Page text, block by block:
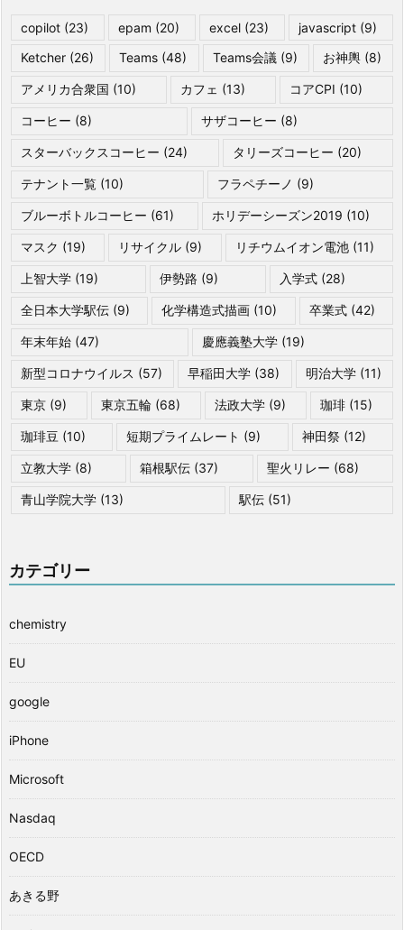
copilot (23) epam (20) excel (23) javascript (9)
Ketcher (26) Teams (48) Teams会議 (9) お神輿(8)
アメリカ合衆国 (10) カフェ (13) コアCPI (10)
コーヒー (8) サザコーヒー (8)
スターバックスコーヒー (24) タリーズコーヒー (20)
テナント一覧 (10) フラペチーノ (9)
ブルーボトルコーヒー (61) ホリデーシーズン2019 (10)
マスク (19) リサイクル (9) リチウムイオン電池(11)
上智大学 (19) 伊勢路 (9) 入学式 (28)
全日本大学駅伝 (9) 化学構造式描画 (10) 卒業式(42)
年末年始 (47) 慶應義塾大学(19)
新型コロナウイルス (57) 早稲田大学 (38) 明治大学(11)
東京 (9) 東京五輪 (68) 法政大学 (9) 珈琲 (15)
珈琲豆 (10) 短期プライムレート (9) 神田祭(12)
立教大学 (8) 箱根駅伝 (37) 聖火リレー (68)
青山学院大学 (13) 駅伝 (51)
カテゴリー
chemistry
EU
google
iPhone
Microsoft
Nasdaq
OECD
あきる野